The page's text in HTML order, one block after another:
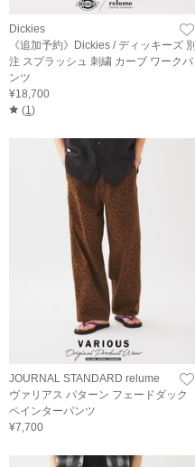
Dickies
《追加予約》Dickies / ディッキーズ 別
注 スプラッシュ 刺繍 カーブ ワークパ
ンツ
¥18,700
(1)
JOURNAL STANDARD relume
ヴァリアス パターン フェードダック
ペインターパンツ
¥7,700